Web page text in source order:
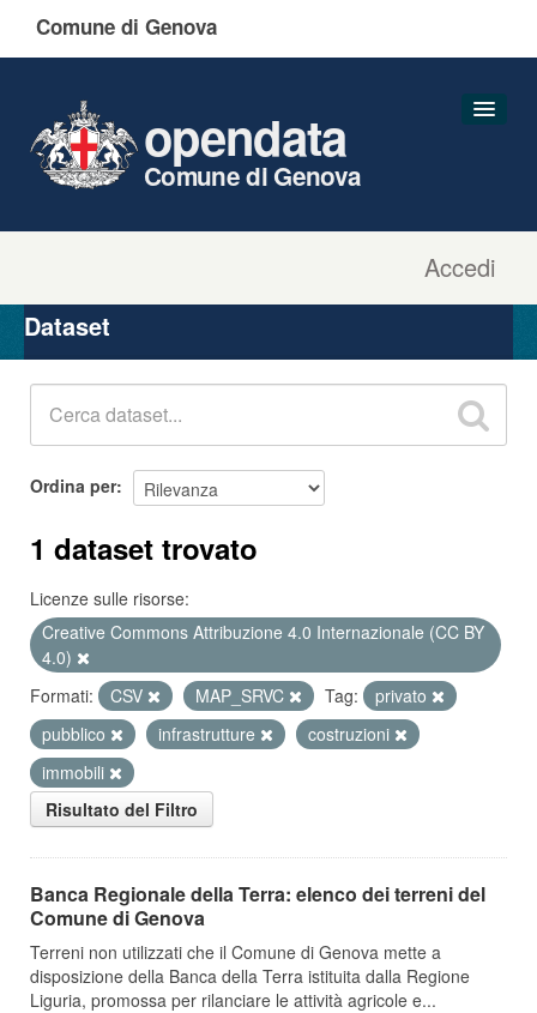
Comune di Genova
Accedi
opendata
Comune di Genova
Organizzazioni
Gruppi
Dataset
Ordina per
1 dataset trovato
Licenze sulle risorse:
Creative Commons Attribuzione 4.0 Internazionale (CC BY
4.0)
Formati:
CSV MAP_SRVC Tag:
privato
pubblico
infrastrutture
costruzioni
immobili
Risultato del Filtro
Banca Regionale della Terra: elenco dei terreni del
Comune di Genova
Terreni non utilizzati che il Comune di Genova mette a
disposizione della Banca della Terra istituita dalla Regione
Liguria, promossa per rilanciare le attività agricole e...